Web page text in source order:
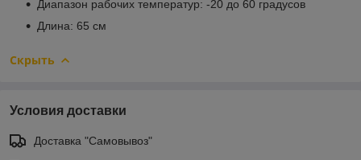
Диапазон рабочих температур: -20 до 60 градусов
Длина: 65 см
Скрыть
Условия доставки
Доставка "Самовывоз"